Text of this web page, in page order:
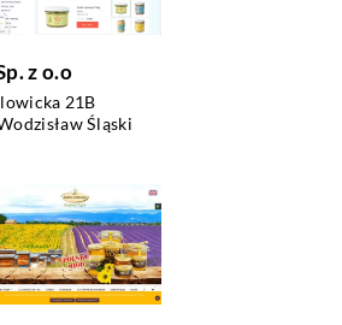
z o.o
21B
Śląski